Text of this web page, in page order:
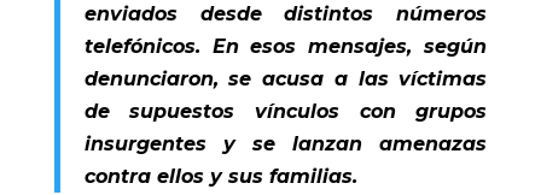
enviados desde distintos números
telefónicos. En esos mensajes, según
denunciaron, se acusa a las víctimas
de supuestos vínculos con grupos
insurgentes y se lanzan amenazas
contra ellos y sus familias.